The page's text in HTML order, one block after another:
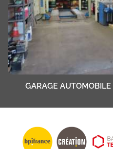
GARAGE